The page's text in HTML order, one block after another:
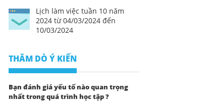
Lịch làm việc tuần 10 năm
2024 từ 04/03/2024 đến
10/03/2024
THĂM DÒ Ý KIẾN
Bạn đánh giá yếu tố nào quan trọng
nhất trong quá trình học tập ?